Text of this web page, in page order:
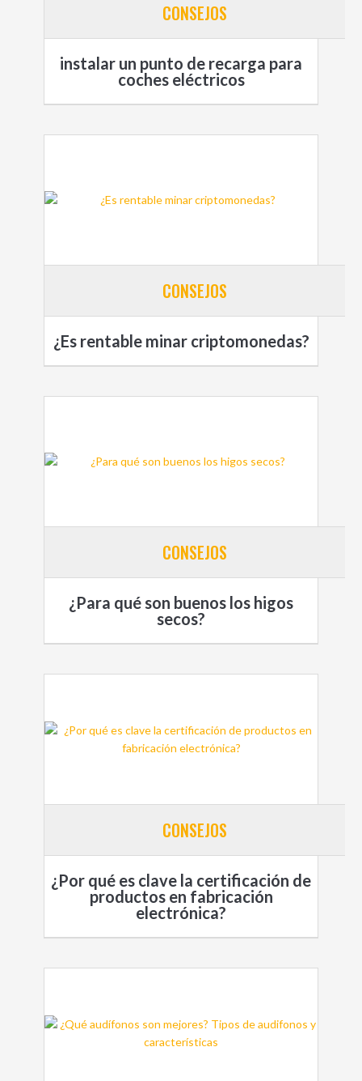
CONSEJOS
instalar un punto de recarga para
coches eléctricos
CONSEJOS
¿Es rentable minar criptomonedas?
CONSEJOS
¿Para qué son buenos los higos
secos?
CONSEJOS
¿Por qué es clave la certificación de
productos en fabricación
electrónica?